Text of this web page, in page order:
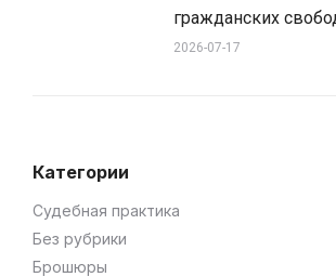
гражданских
2026-07-17
Категории
Cудебная практика
Без рубрики
Брошюры